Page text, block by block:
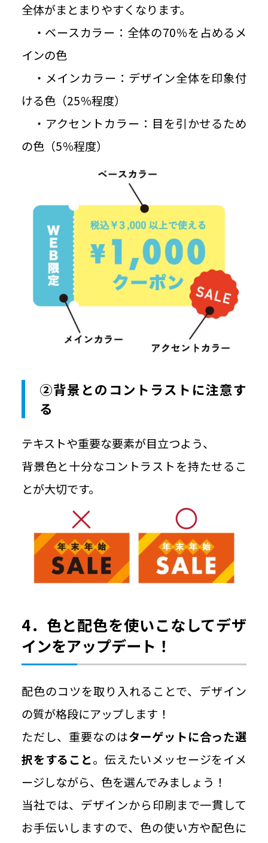
全体がまとまりやすくなります。
・ベースカラー：全体の70％を占めるメ
インの色
・メインカラー：デザイン全体を印象付
ける色（25％程度）
・アクセントカラー：目を引かせるため
の色（5％程度）
②背景とのコントラストに注意す
る
テキストや重要な要素が目立つよう、
背景色と十分なコントラストを持たせるこ
とが大切です。
4．色と配色を使いこなしてデザ
インをアップデート！
配色のコツを取り入れることで、デザイン
の質が格段にアップします！
ただし、重要なのはターゲットに合った選
択をすること。伝えたいメッセージをイメ
ージしながら、色を選んでみましょう！
当社では、デザインから印刷まで一貫して
お手伝いしますので、色の使い方や配色に